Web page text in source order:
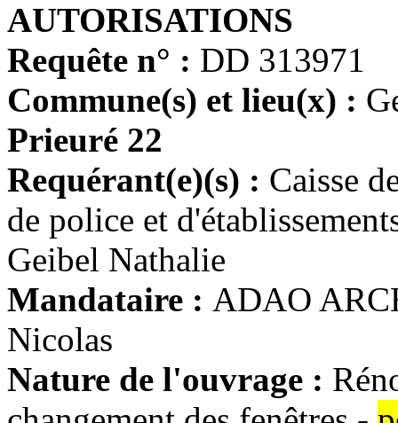
AUTORISATIONS
Requête n° : DD 313971
Commune(s) et lieu(x) :
Prieuré 22
Requérant(e)(s) : Caisse
de police et
Geibel Nathalie
Mandataire : ADAO
Nicolas
Nature de l'ouvrage :